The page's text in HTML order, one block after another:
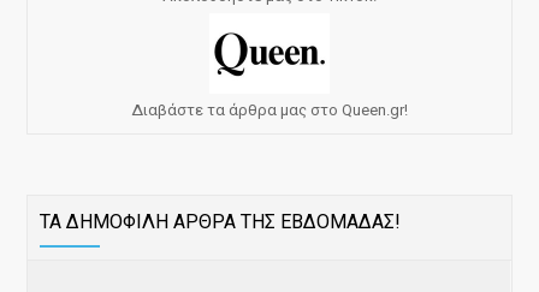
Διαβάστε τα άρθρα μας στο Queen.gr!
ΤΑ ΔΗΜΟΦΙΛΗ ΑΡΘΡΑ ΤΗΣ ΕΒΔΟΜΑΔΑΣ!